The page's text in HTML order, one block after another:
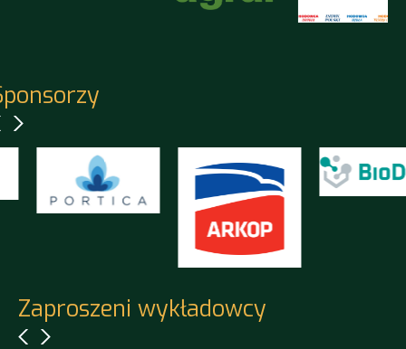
Zaproszeni wykładowcy